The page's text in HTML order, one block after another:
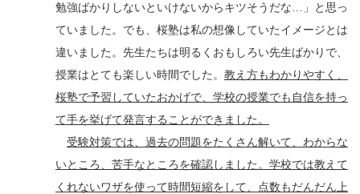
勉強ばかりしないといけないからキツそうだな…」と思っ
ていました。でも、桜塾は私の想像していたイメージとは
違いました。先生たちは明るくおもしろい先生ばかりで、
授業はとても楽しい時間でした。 教え方もわかりやすく、
桜塾で予習していたおかげで、学校の授業でも自信を持っ
て手を挙げて発言することができました。
受験対策では、過去の問題をたくさん解いて、わからな
いところ、苦手なところを確認しました。学校では教えて
くれないワザを使って時間短縮をして、点数もだんだん上